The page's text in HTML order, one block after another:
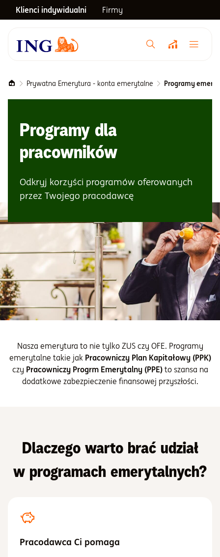
Klienci indywidualni Firmy
Menu główne
Notowania
Inwestycje
Blog
Informacje i dokumenty
O nas
Otwórz konto
Prywatna Emerytura - konta emerytalne Programy
Programy dla
pracowników
Odkryj korzyści programów oferowanych
przez Twojego pracodawcę
Nasza emerytura to nie tylko ZUS czy OFE. Programy
emerytalne takie jakPracowniczy Plan Kapitałowy (PPK)
czy Pracowniczy Progrm Emerytalny (PPE) to szansa na
dodatkowe zabezpieczenie finansowej przyszłości.
Dlaczego warto brać udział
w programach emerytalnych?
Pracodawca Ci pomaga